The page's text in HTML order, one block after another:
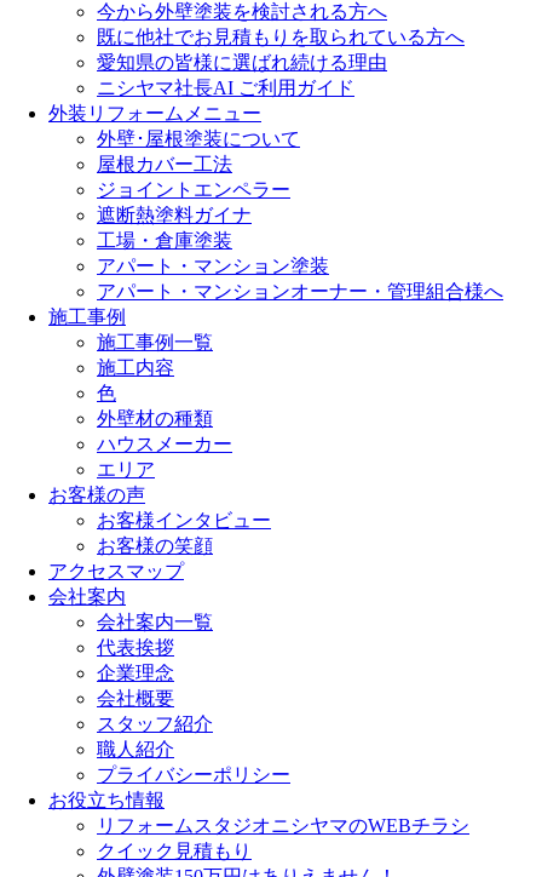
今から外壁塗装を検討される方へ
既に他社でお見積もりを取られている方へ
愛知県の皆様に選ばれ続ける理由
ニシヤマ社長AI ご利用ガイド
外装リフォームメニュー
外壁･屋根塗装について
屋根カバー工法
ジョイントエンペラー
遮断熱塗料ガイナ
工場・倉庫塗装
アパート・マンション塗装
アパート・マンションオーナー・管理組合様へ
施工事例
施工事例一覧
施工内容
色
外壁材の種類
ハウスメーカー
エリア
お客様の声
お客様インタビュー
お客様の笑顔
アクセスマップ
会社案内
会社案内一覧
代表挨拶
企業理念
会社概要
スタッフ紹介
職人紹介
プライバシーポリシー
お役立ち情報
リフォームスタジオニシヤマのWEBチラシ
クイック見積もり